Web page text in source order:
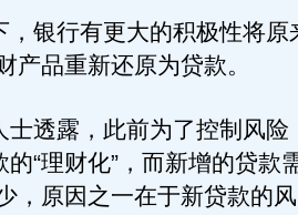
行有更大的积极性将原
产品重新还原为贷款。
透露，此前为了控制风险
“理财化”，而新增的贷款
，原因之一在于新贷款的